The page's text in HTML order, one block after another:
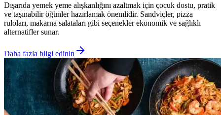
Dışarıda yemek yeme alışkanlığını azaltmak için çocuk dostu, pratik
ve taşınabilir öğünler hazırlamak önemlidir. Sandviçler, pizza
ruloları, makarna salataları gibi seçenekler ekonomik ve sağlıklı
alternatifler sunar.
Daha fazla bilgi edinin